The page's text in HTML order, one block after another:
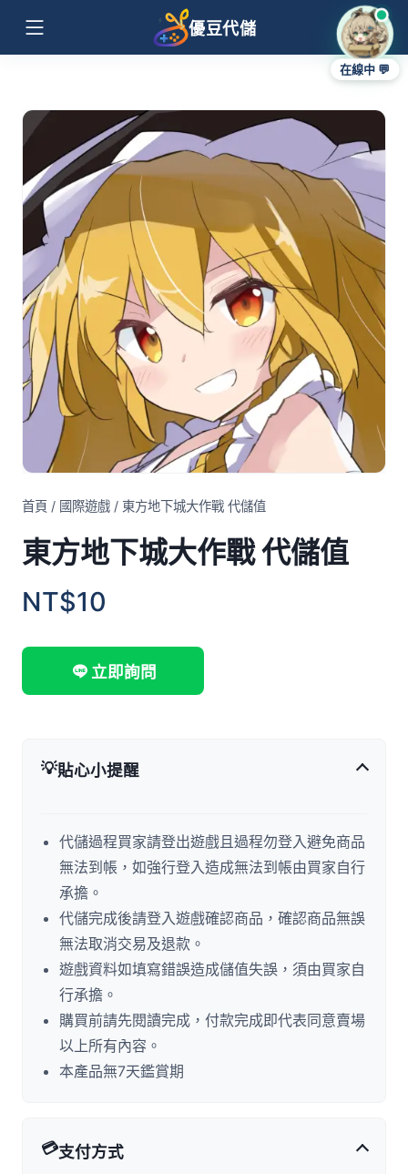
優豆代儲
首頁 / 國際遊戲 / 東方地下城大作戰 代儲值
東方地下城大作戰 代儲值
NT$10
立即詢問
💡貼心小提醒
代儲過程買家請登出遊戲且過程勿登入避免商品
無法到帳，如強行登入造成無法到帳由買家自行
承擔。
代儲完成後請登入遊戲確認商品，確認商品無誤
無法取消交易及退款。
遊戲資料如填寫錯誤造成儲值失誤，須由買家自
行承擔。
購買前請先閱讀完成，付款完成即代表同意賣場
以上所有內容。
本產品無7天鑑賞期
💳支付方式
在線中 💬